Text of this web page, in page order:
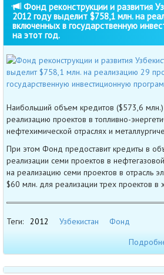
Фонд реконструкции и развития
2012 году выделит $758,1 млн. на
включенных в государственную
на этот год.
Наибольший объем кредитов ($573,6
реализацию проектов в топливно-
нефтехимической отраслях и
При этом Фонд предоставит кредиты в
реализации семи проектов в
на реализацию семи проектов в отрасль
$60 млн. для реализации трех проектов в
Теги: 2012 Узбекистан
Фонд